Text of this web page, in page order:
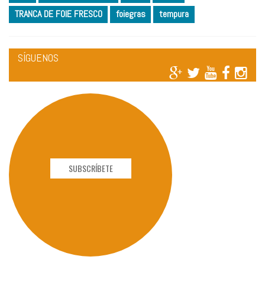
TRANCA DE FOIE FRESCO
foiegras tempura
SÍGUENOS
SUBSCRÍBETE